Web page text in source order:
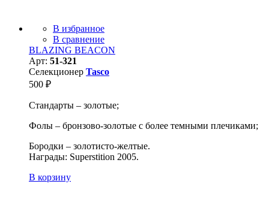
В избранное
В сравнение
BLAZING BEACON
Арт: 51-321
Селекционер Tasco
500 ₽
Стандарты – золотые;
Фолы – бронзово-золотые с более темными плечиками;
Бородки – золотисто-желтые.
Награды: Superstition 2005.
В корзину